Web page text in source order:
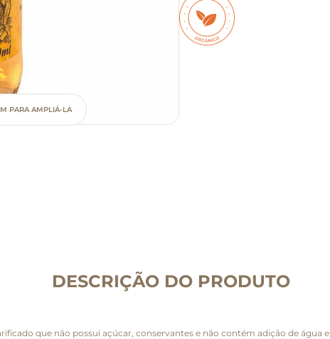
PARA AMPLIÁ-LA
DESCRIÇÃO DO PRODUTO
que não possui açúcar, conservantes e não contém adição de água